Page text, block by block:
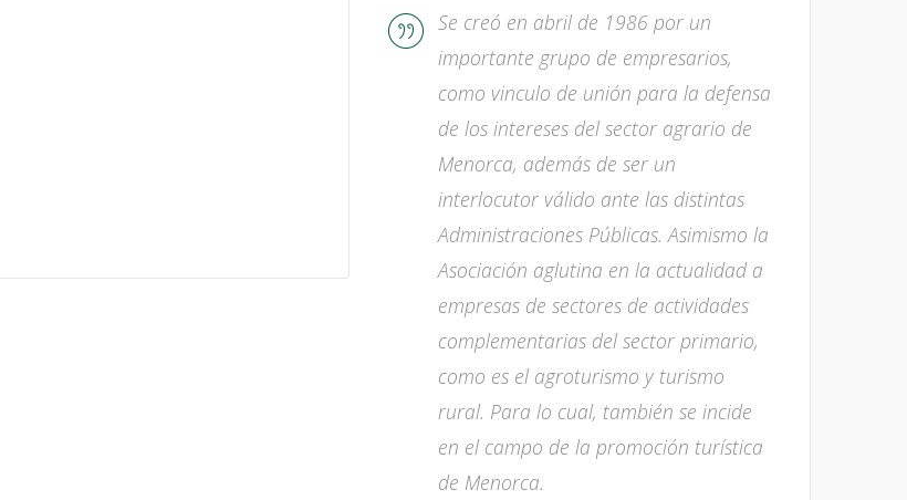
Se creó en abril de 1986 por un
importante grupo de empresarios,
como vinculo de unión para la defensa
de los intereses del sector agrario de
Menorca, además de ser un
interlocutor válido ante las distintas
Administraciones Públicas. Asimismo la
Asociación aglutina en la actualidad a
empresas de sectores de actividades
complementarias del sector primario,
como es el agroturismo y turismo
rural. Para lo cual, también se incide
en el campo de la promoción turística
de Menorca.